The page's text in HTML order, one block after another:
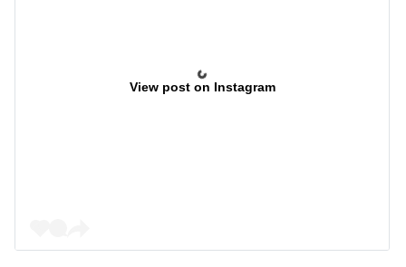
View post on Instagram